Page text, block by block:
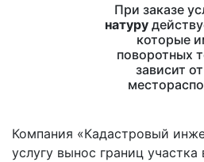
При заказе
натуру
которые
поворотных
зависит
Компания «Кадастровый
услугу вынос границ